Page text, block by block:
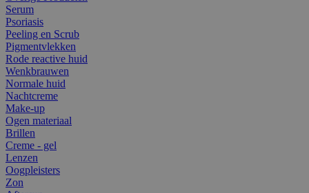
Serum
Psoriasis
Peeling en Scrub
Pigmentvlekken
Rode reactive huid
Wenkbrauwen
Normale huid
Nachtcreme
Make-up
Ogen materiaal
Brillen
Creme - gel
Lenzen
Oogpleisters
Zon